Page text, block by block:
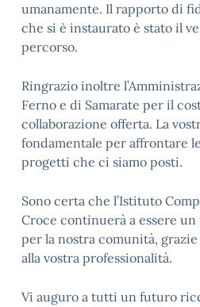
umanamente. Il rapporto di
che si è instaurato è stato il
percorso.
Ringrazio inoltre
Ferno e di Samarate per il
collaborazione offerta. La
fondamentale per affrontare
progetti che ci siamo posti.
Sono certa che l’Istituto
Croce continuerà a essere
per la nostra comunità,
alla vostra professionalità.
Vi auguro a tutti un futuro